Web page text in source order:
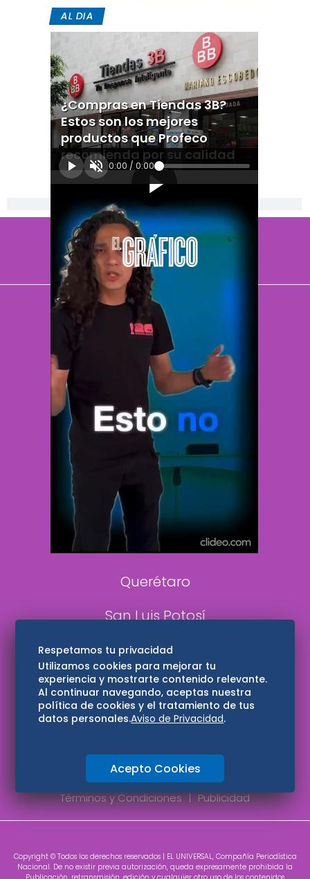
AL DIA
¿Compras en Tiendas 3B?
Estos son los mejores
productos que Profeco
recomienda por su calidad
0:00 / 0:00
[Publicidad]
El Universal
Vive USA
Clase
De 10 sports
DeDinero
Confabulario
Aviso Oportuno
Consultas
Querétaro
San Luis Potosí
Edomex
Consultas
Hidalgo
Oaxaca
Aviso de privacidad
Directorio
Términos y Condiciones
Publicidad
Copyright © Todos los derechos reservados | EL UNIVERSAL, Compañía Periodística
Nacional. De no existir previa autorización, queda expresamente prohibida la
Respetamos tu privacidad
Utilizamos cookies para mejorar tu
experiencia y mostrarte contenido relevante.
Al continuar navegando, aceptas nuestra
política de cookies y el tratamiento de tus
datos personales.Aviso de Privacidad.
Acepto Cookies